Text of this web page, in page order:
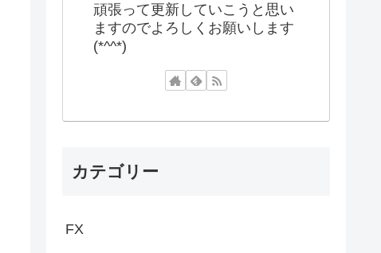
頑張って更新していこうと思い
ますのでよろしくお願いします
(*^^*)
カテゴリー
FX